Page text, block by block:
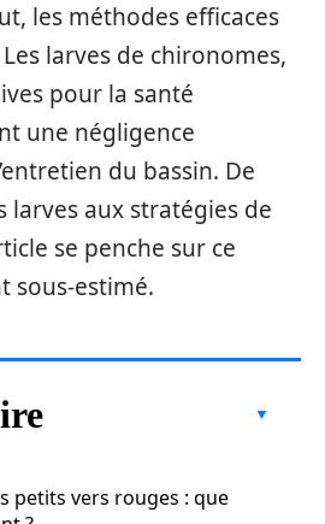
les méthodes efficaces
larves de chironomes,
pour la santé
une négligence
du bassin. De
larves aux stratégies de
se penche sur ce
sous-estimé.
petits vers rouges : que